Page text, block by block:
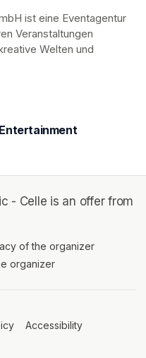
ist eine Eventagentur
Veranstaltungen
Welten und
- Celle is an offer from
new tab)
of the organizer
organizer
(opens in a new tab)
Accessibility